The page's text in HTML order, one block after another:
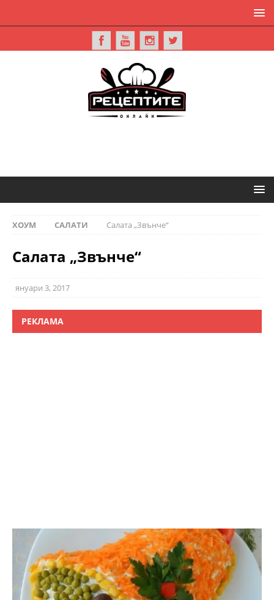
ХОУМ САЛАТИ Салата „Звънче“
Салата „Звънче“
януари 3, 2017
РЕКЛАМА